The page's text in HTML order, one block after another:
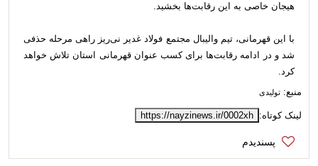
هیجان خاصی به این رقابت‌ها بخشید.
با این قهرمانی، تیم والیبال مجتمع فولاد غدیر نی‌ریز راهی مرحله حذفی
شد و در ادامه رقابت‌ها برای کسب عنوان قهرمانی استان تلاش خواهد
کرد.
منبع: تولیدی
لینک کوتاه: https://nayzinews.ir/0002xh